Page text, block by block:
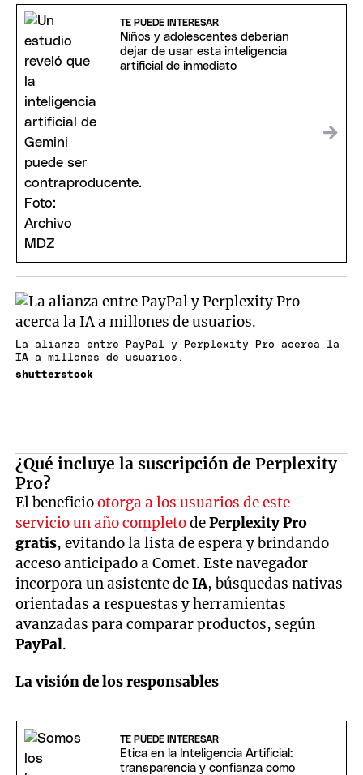
TE PUEDE INTERESAR
Niños y adolescentes deberían
dejar de usar esta inteligencia
artificial de inmediato
La alianza entre PayPal y Perplexity Pro acerca la
IA a millones de usuarios.
shutterstock
¿Qué incluye la suscripción de Perplexity
Pro?
El beneficiootorga a los usuarios de este
servicio un año completodePerplexity Pro
gratis, evitando la lista de espera y brindando
acceso anticipado a Comet. Este navegador
incorpora un asistente deIA, búsquedas nativas
orientadas a respuestas y herramientas
avanzadas para comparar productos, según
PayPal.
La visión de los responsables
TE PUEDE INTERESAR
Ética en la Inteligencia Artificial:
transparencia y confianza como